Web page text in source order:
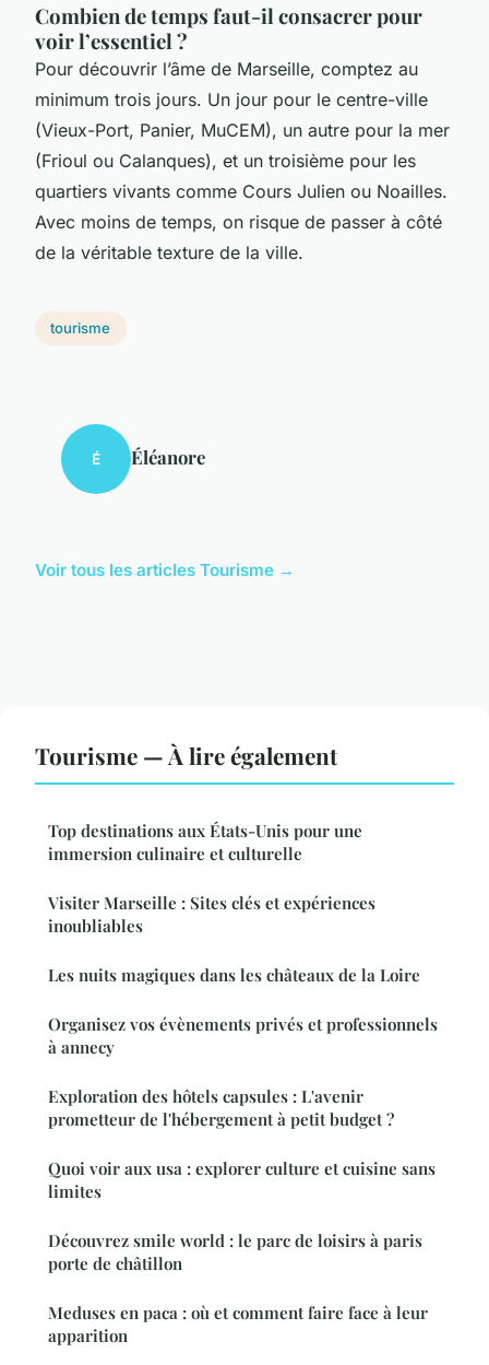
Combien de temps faut-il consacrer pour
voir l’essentiel ?
Pour découvrir l’âme de Marseille, comptez au
minimum trois jours. Un jour pour le centre-ville
(Vieux-Port, Panier, MuCEM), un autre pour la mer
(Frioul ou Calanques), et un troisième pour les
quartiers vivants comme Cours Julien ou Noailles.
Avec moins de temps, on risque de passer à côté
de la véritable texture de la ville.
tourisme
É Éléanore
Voir tous les articles Tourisme →
Tourisme — À lire également
Top destinations aux États-Unis pour une
immersion culinaire et culturelle
Visiter Marseille : Sites clés et expériences
inoubliables
Les nuits magiques dans les châteaux de la Loire
Organisez vos évènements privés et professionnels
à annecy
Exploration des hôtels capsules : L'avenir
prometteur de l'hébergement à petit budget ?
Quoi voir aux usa : explorer culture et cuisine sans
limites
Découvrez smile world : le parc de loisirs à paris
porte de châtillon
Meduses en paca : où et comment faire face à leur
apparition